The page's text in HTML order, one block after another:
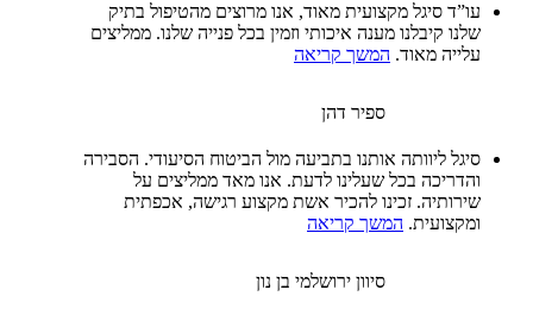
עו”ד סיגל מקצועית מאוד, אנו מרוצים מהטיפול בתיק
שלנו קיבלנו מענה איכותי וזמין בכל פנייה שלנו. ממליצים
עלייה מאוד. המשך קריאה
ספיר דהן
סיגל ליוותה אותנו בתביעה מול הביטוח הסיעודי. הסבירה
והדריכה בכל שעלינו לדעת. אנו מאד ממליצים על
שירותיה. זכינו להכיר אשת מקצוע רגישה, אכפתית
ומקצועית. המשך קריאה
סיוון ירושלמי בן נון